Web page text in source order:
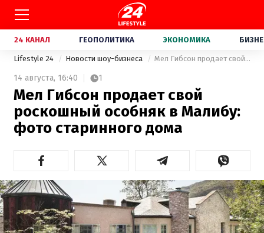
24 КАНАЛ ГЕОПОЛИТИКА ЭКОНОМИКА
Lifestyle 24 Новости шоу-бизнеса Мел Гибсон продает свой роскошный особняк в Малибу: фото старинного дома
14 августа, 16:40 1
Мел Гибсон продает свой
роскошный особняк в Малибу:
фото старинного дома